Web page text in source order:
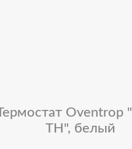
Oventrop
TH", белый